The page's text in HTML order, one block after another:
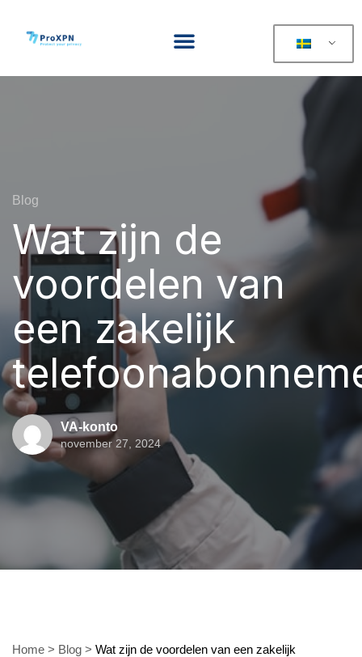
Blog
Wat zijn de
voordelen van
een zakelijk
VA-konto
november 27, 2024
Home > Blog > Wat zijn de voordelen van een zakelijk